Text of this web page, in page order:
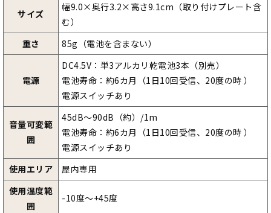
サイズ
幅9.0×奥行3.2×高さ9.1cm（取り付けプレート含
む）
重さ
85g（電池を含まない）
電源
DC4.5V：単3アルカリ乾電池3本（別売）
電池寿命：約6カ月（1日10回受信、20度の時 ）
電源スイッチあり
音量可変範
囲
45dB～90dB（約）/1m
電池寿命：約6カ月（1日10回受信、20度の時 ）
電源スイッチあり
使用エリア
屋内専用
使用温度範
囲
-10度～+45度